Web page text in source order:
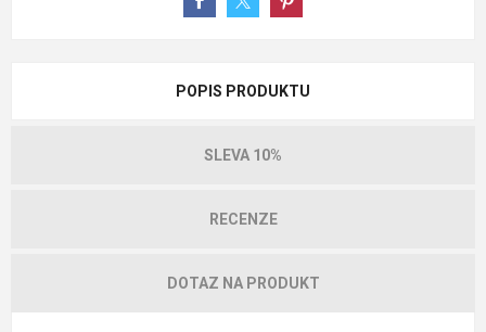
POPIS PRODUKTU
SLEVA 10%
RECENZE
DOTAZ NA PRODUKT